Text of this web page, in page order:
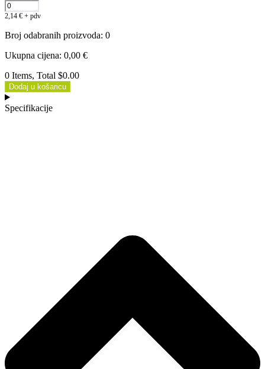
2,14 € + pdv
Broj odabranih proizvoda: 0
Ukupna cijena: 0,00 €
0 Items, Total $0.00
Dodaj u košaricu
Specifikacije